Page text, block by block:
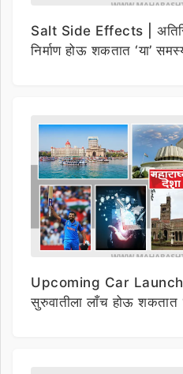
Salt Side Effects |
निर्माण होऊ शकतात ‘या’
Upcoming Car Launch |
सुरुवातीला लाँच होऊ शकतात